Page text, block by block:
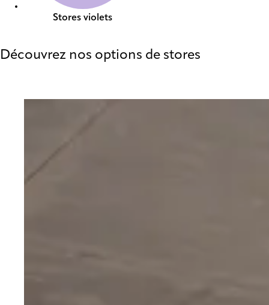
Stores violets
Découvrez nos options de stores